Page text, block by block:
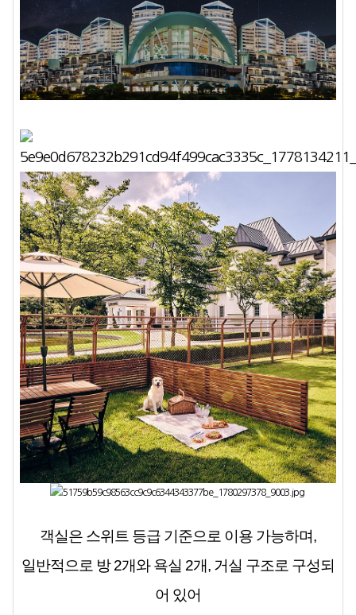
객실은 스위트 등급 기준으로 이용 가능하며,
일반적으로 방 2개와 욕실 2개, 거실 구조로 구성되
어 있어